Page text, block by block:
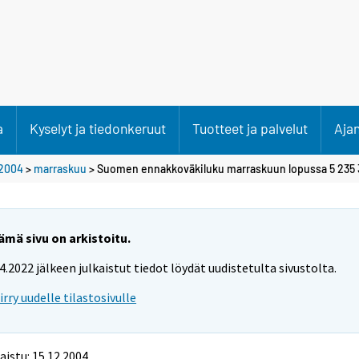
Kyselyt ja tiedonkeruut Tuotteet ja palvelut
> marraskuu > Suomen ennakkoväkiluku marraskuun lopussa 5 235
sivu on arkistoitu.
jälkeen julkaistut tiedot löydät uudistetulta sivustolta.
uudelle tilastosivulle
15.12.2004